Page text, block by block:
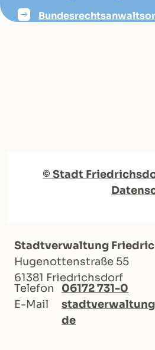
© Stadt
Stadtverwaltung
Hugenottenstraße 55
61381 Friedrichsdorf
Telefon
06172 731-0
E-Mail
de